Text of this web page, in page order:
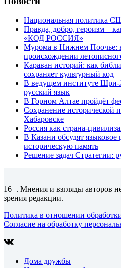
Национальная политика
Правда, добро, героизм –
«КОД РОССИЯ»
Мурома в Нижнем Поочье:
происхождении
Караван историй: как
сохраняет культурный код
В ведущем институте Шри-
русский язык
В Горном Алтае пройдёт
Сохранение исторической
Хабаровске
Россия как страна-
В Казани обсудят языковое
историческую память
Решение задач Стратегии:
16+. Мнения и взгляды авторов
зрения редакции.
Политика в отношении
Согласие на обработку
Дома дружбы